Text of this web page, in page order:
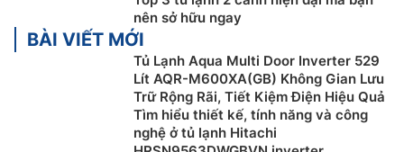
nên sở hữu ngay
BÀI VIẾT MỚI
Tủ Lạnh Aqua Multi Door Inverter 529
Lít AQR-M600XA(GB) Không Gian Lưu
Trữ Rộng Rãi, Tiết Kiệm Điện Hiệu Quả
Tìm hiểu thiết kế, tính năng và công
nghệ ở tủ lạnh Hitachi